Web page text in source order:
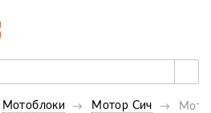
Мотоблоки Мотор Сич